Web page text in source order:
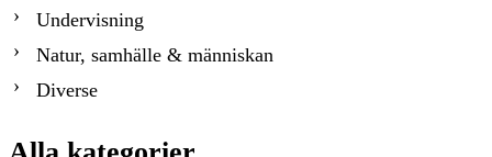
Undervisning
Natur, samhälle & människan
Diverse